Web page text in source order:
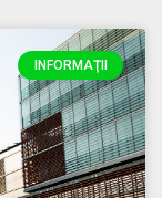
INFORMAŢII